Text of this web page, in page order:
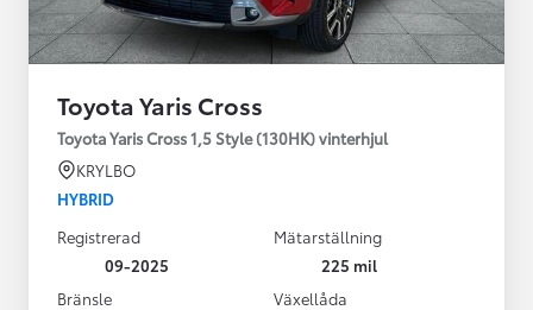
Toyota Yaris Cross
Toyota Yaris Cross 1,5 Style (130HK) vinterhjul
KRYLBO
HYBRID
Registrerad
09-2025
Mätarställning
225 mil
Bränsle
Växellåda